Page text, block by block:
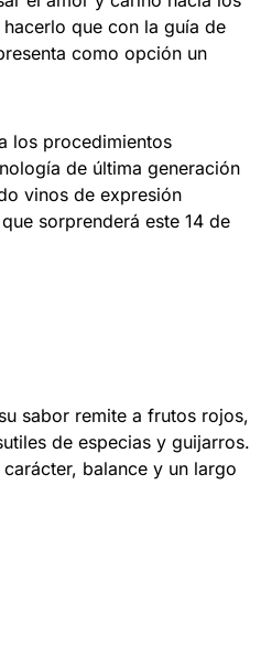
que con la guía de
como opción un
los procedimientos
de última generación
vinos de expresión
sorprenderá este 14 de
sabor remite a frutos rojos,
de especias y guijarros.
balance y un largo